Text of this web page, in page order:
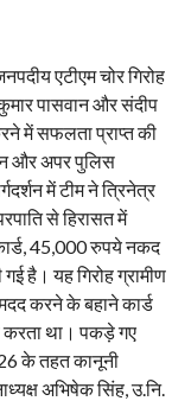
एटीएम चोर गिरोह
पासवान और संदीप
में सफलता प्राप्त की
और अपर पुलिस
में टीम ने त्रिनेत्र
से हिरासत में
45,000 रुपये नकद
है। यह गिरोह ग्रामीण
करने के बहाने कार्ड
करता था। पकड़े गए
के तहत कानूनी
अभिषेक सिंह, उ.नि.